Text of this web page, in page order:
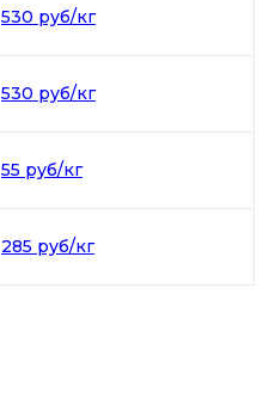
530 руб/кг
530 руб/кг
55 руб/кг
285 руб/кг